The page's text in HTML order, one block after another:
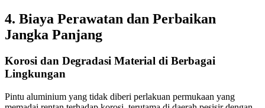
4. Biaya Perawatan dan Perbaikan
Jangka Panjang
Korosi dan Degradasi Material di Berbagai
Lingkungan
Pintu aluminium yang tidak diberi perlakuan permukaan yang